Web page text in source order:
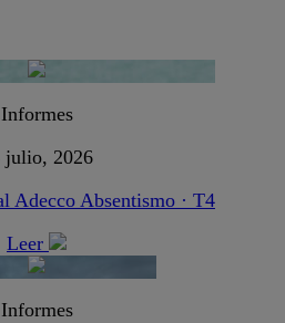
Informes
julio, 2026
Adecco Absentismo · T4
Leer
Informes